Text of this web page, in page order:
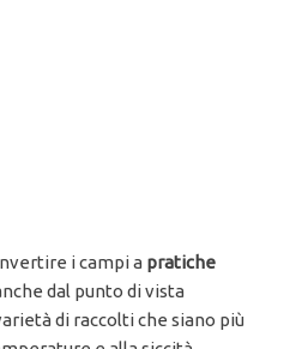
i campi a pratiche
dal punto di vista
di raccolti che siano più